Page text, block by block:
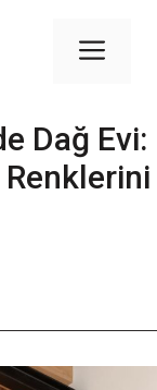
Dağ Evi:
Renklerini